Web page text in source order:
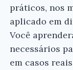
práticos, nos
aplicado em
Você
necessários
em casos